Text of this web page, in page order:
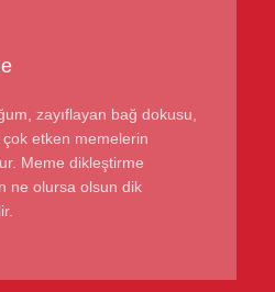
zayıflayan bağ dokusu,
etken memelerin
Meme dikleştirme
ne olursa olsun dik